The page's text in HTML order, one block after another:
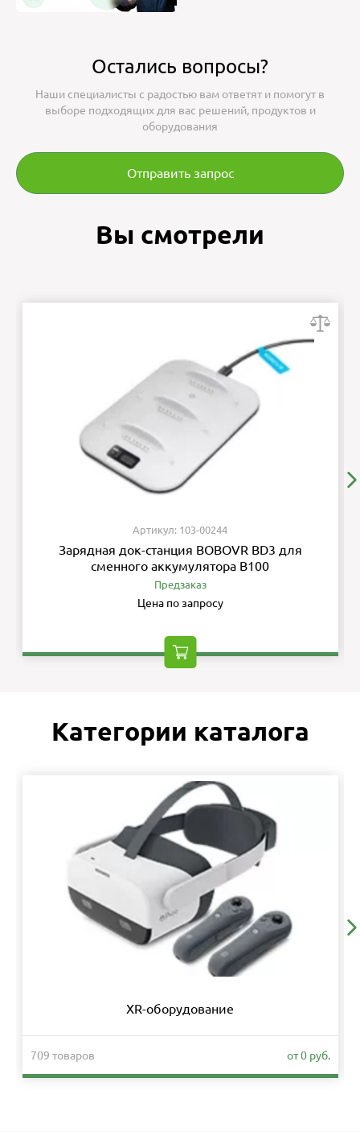
Остались вопросы?
Наши специалисты с радостью вам ответят и помогут в
выборе подходящих для вас решений, продуктов и
оборудования
Отправить запрос
Вы смотрели
Артикул: 103-00244
Зарядная док-станция BOBOVR BD3 для
сменного аккумулятора B100
Предзаказ
Цена по запросу
Категории каталога
XR-оборудование
709 товаров от 0 руб.